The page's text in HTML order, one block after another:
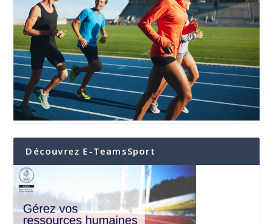
Découvrez E-TeamsSport